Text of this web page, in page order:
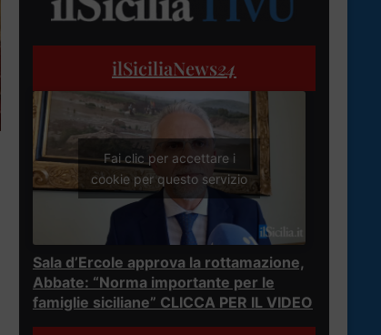
ilSiciliaNews24
Fai clic per accettare i
cookie per questo servizio
Sala d’Ercole approva la rottamazione,
Abbate: “Norma importante per le
famiglie siciliane” CLICCA PER IL VIDEO